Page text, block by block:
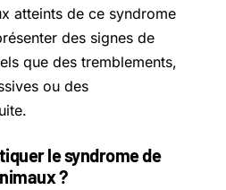
atteints de ce syndrome
des signes de
que des tremblements,
ou des
le syndrome de
?